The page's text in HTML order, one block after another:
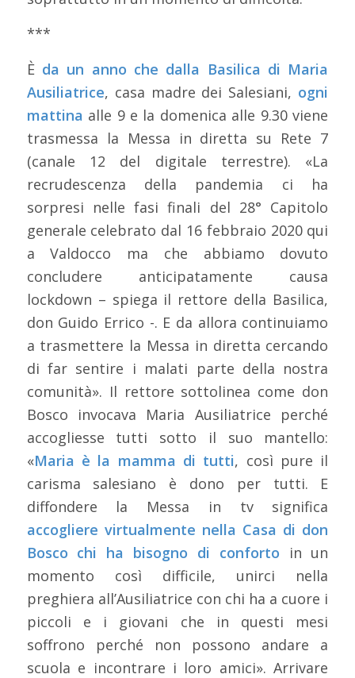
***
È da un anno che dalla Basilica di Maria
Ausiliatrice, casa madre dei Salesiani, ogni
mattina alle 9 e la domenica alle 9.30 viene
trasmessa la Messa in diretta su Rete 7
(canale 12 del digitale terrestre). «La
recrudescenza della pandemia ci ha
sorpresi nelle fasi finali del 28° Capitolo
generale celebrato dal 16 febbraio 2020 qui
a Valdocco ma che abbiamo dovuto
concludere anticipatamente causa
lockdown – spiega il rettore della Basilica,
don Guido Errico -. E da allora continuiamo
a trasmettere la Messa in diretta cercando
di far sentire i malati parte della nostra
comunità». Il rettore sottolinea come don
Bosco invocava Maria Ausiliatrice perché
accogliesse tutti sotto il suo mantello:
«Maria è la mamma di tutti, così pure il
carisma salesiano è dono per tutti. E
diffondere la Messa in tv significa
accogliere virtualmente nella Casa di don
Bosco chi ha bisogno di conforto in un
momento così difficile, unirci nella
preghiera all’Ausiliatrice con chi ha a cuore i
piccoli e i giovani che in questi mesi
soffrono perché non possono andare a
scuola e incontrare i loro amici». Arrivare